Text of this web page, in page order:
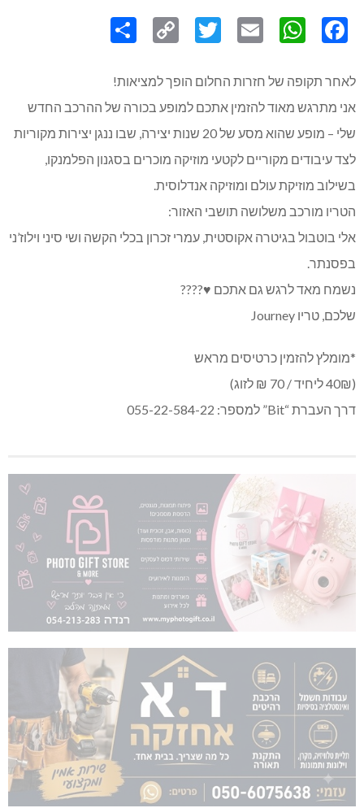
Link
לאחר תקופה של חזרות החלום הופך למציאות!
אני מתרגש מאוד להזמין אתכם למופע בכורה של ההרכב החדש
שלי – מופע שהוא מסע של 20 שנות יצירה, שבו ננגן יצירות מקוריות
לצד עיבודים מקוריים לקטעי מוזיקה מוכרים בסגנון הפלמנקו,
בשילוב מוזיקת עולם ומוזיקה אנדלוסית.
הטריו מורכב משלושה תושבי האזור:
אלי בוטבול בגיטרה אקוסטית, עמרי זכרון בכלי הקשה ושי סיני וילוז’ני
בפסנתר.
נשמח מאד לרגש גם אתכם ♥️????
שלכם, טריו Journey
*מומלץ להזמין כרטיסים מראש
(40₪ ליחיד / 70 ₪ לזוג)
דרך העברת “Bit” למספר: 055-22-584-22